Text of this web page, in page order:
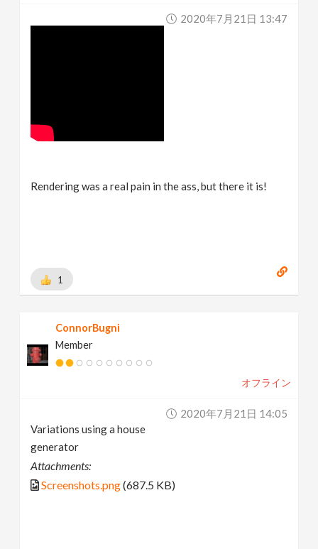
2020年7月21日 13:47
Rendering was a real pain in the ass, but there it is!
1
ConnorBugni
Member
オフライン
2020年7月21日 14:05
Variations using a house
generator
Attachments:
Screenshots.png(687.5 KB)